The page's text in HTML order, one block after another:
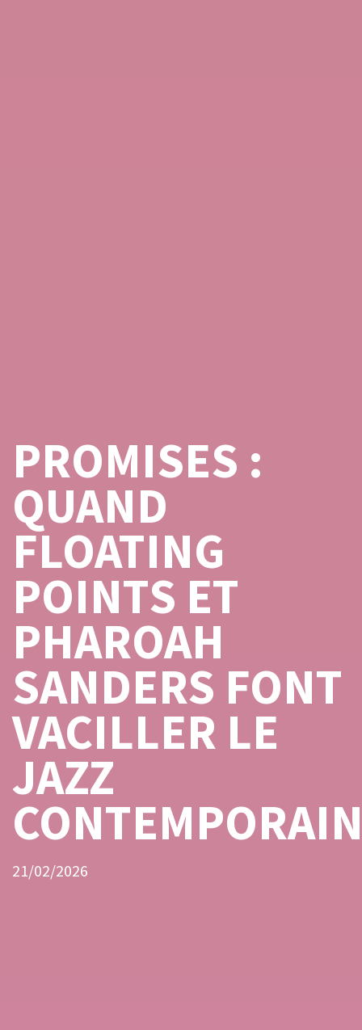
PROMISES :
QUAND
FLOATING
POINTS ET
PHAROAH
SANDERS FONT
VACILLER LE
JAZZ
21/02/2026